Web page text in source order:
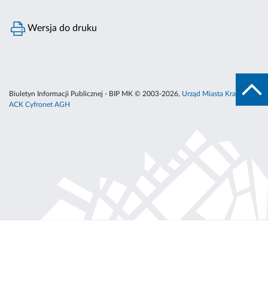
Wersja do druku
Biuletyn Informacji Publicznej - BIP MK © 2003-2026, Urząd Miasta Krakowa
ACK Cyfronet AGH